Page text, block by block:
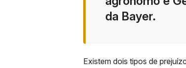
da Bayer.
Existem dois tipos de